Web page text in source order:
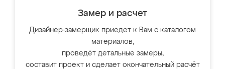
Замер и расчет
Дизайнер-замерщик приедет к Вам с каталогом
материалов,
проведёт детальные замеры,
составит проект и сделает окончательный расчёт